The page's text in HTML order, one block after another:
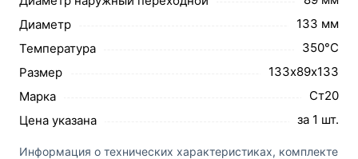
Диаметр
133 мм
Температура
350°C
Размер
133х89х133
Марка
Ст20
Цена указана
за 1 шт.
Информация о технических характеристиках, комплекте